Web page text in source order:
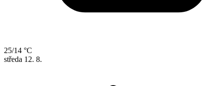
25/14 °C
středa 12. 8.